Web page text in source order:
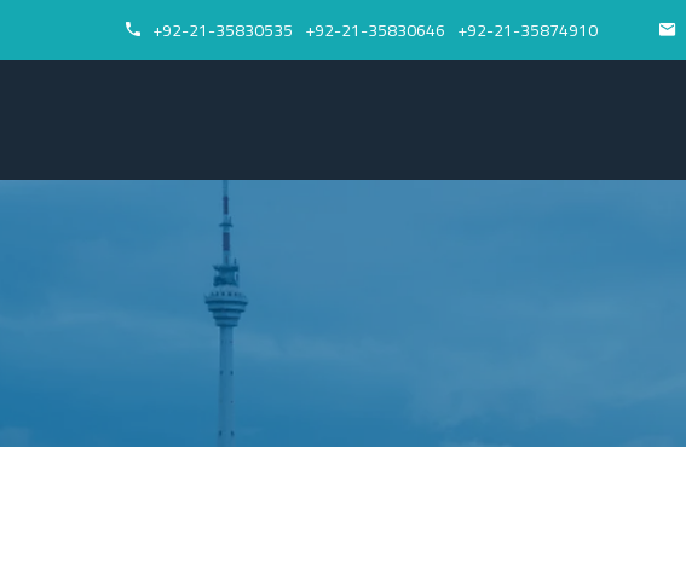


92-21-35874910+
92-21-35830646+

 92-21-35830535+